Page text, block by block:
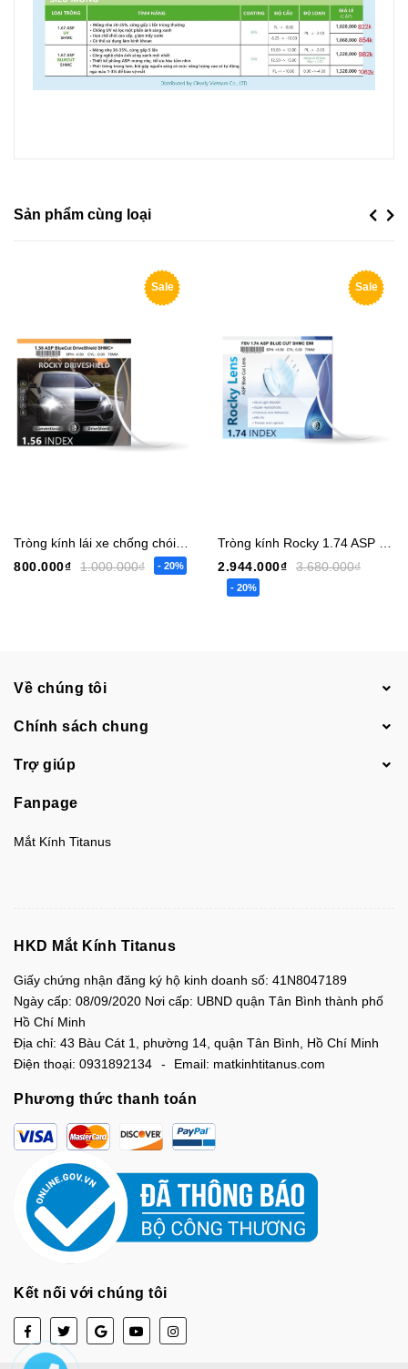
Sản phẩm cùng loại Previous
Sale
800.000₫
1.000.000₫ - 20%
Sale
2.944.000₫
3.680.000₫
- 20%
Next
Về chúng tôi
Chính sách chung
Trợ giúp
Fanpage
Mắt Kính Titanus
HKD Mắt Kính Titanus
Giấy chứng nhận đăng ký hộ kinh doanh số: 41N8047189
Ngày cấp: 08/09/2020 Nơi cấp: UBND quận Tân Bình thành phố
Hồ Chí Minh
Địa chỉ: 43 Bàu Cát 1, phường 14, quận Tân Bình, Hồ Chí Minh
Điện thoại: 0931892134 Email: matkinhtitanus.com
Phương thức thanh toán
Kết nối với chúng tôi